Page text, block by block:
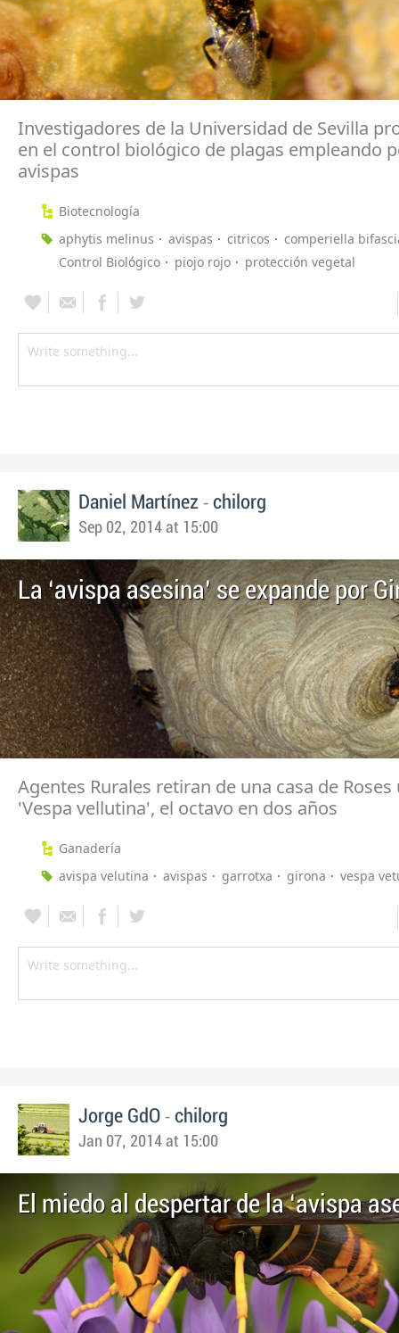
Investigadores de la Universidad de Sevilla
en el control biológico de plagas empleando
avispas
Biotecnología
aphytis melinus
avispas citricos
comperiella
Control Biológico
piojo rojo protección vegetal
Daniel Martínez - chilorg
Sep 02, 2014 at 15:00
La ‘avispa asesina’ se expande por
Agentes Rurales retiran de una casa de
'Vespa vellutina', el octavo en dos años
Ganadería
avispa velutina
avispas garrotxa girona vespa
Jorge GdO - chilorg
Jan 07, 2014 at 15:00
El miedo al despertar de la ‘avispa